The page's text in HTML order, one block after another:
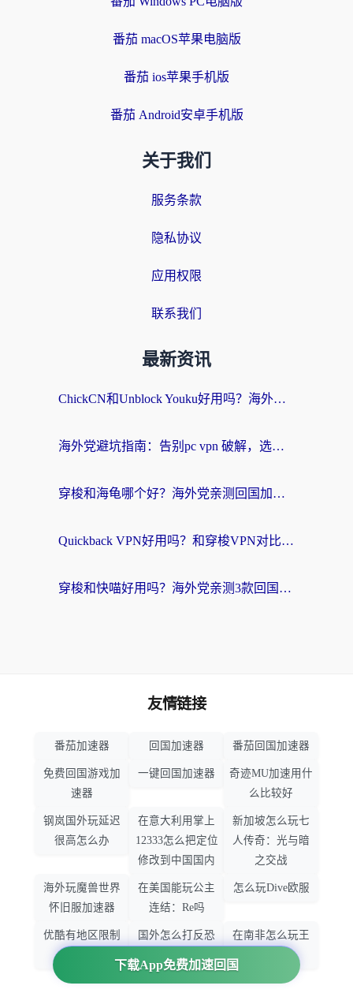
番茄 macOS苹果电脑版
番茄 ios苹果手机版
番茄 Android安卓手机版
关于我们
服务条款
隐私协议
应用权限
联系我们
最新资讯
ChickCN和Unblock Youku好用吗？海外党亲测3款回国加速器，附iOS免费选择指南
海外党避坑指南：告别pc vpn 破解，选对回国加速器轻松访问国内资源
穿梭和海龟哪个好？海外党亲测回国加速器，附电脑免费VPN推荐
Quickback VPN好用吗？和穿梭VPN对比哪个回国效果更好？海外党必看的真实测评与选择指南
穿梭和快喵好用吗？海外党亲测3款回国加速器，附日本回国VPN避坑指南
下载App免费加速回国
友情链接
番茄加速器 回国加速器 番茄回国加速器
免费回国游戏加
速器
一键回国加速器
奇迹MU加速用什
么比较好
钢岚国外玩延迟
很高怎么办
在意大利用掌上
12333怎么把定位
修改到中国国内
新加坡怎么玩七
人传奇：光与暗
之交战
海外玩魔兽世界
怀旧服加速器
在美国能玩公主
连结：Re吗
怎么玩Dive欧服
优酷有地区限制
国外怎么打反恐
精英：全球攻势
在南非怎么玩王